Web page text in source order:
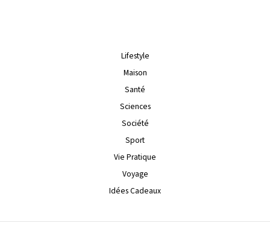
Lifestyle
Maison
Santé
Sciences
Société
Sport
Vie Pratique
Voyage
Idées Cadeaux